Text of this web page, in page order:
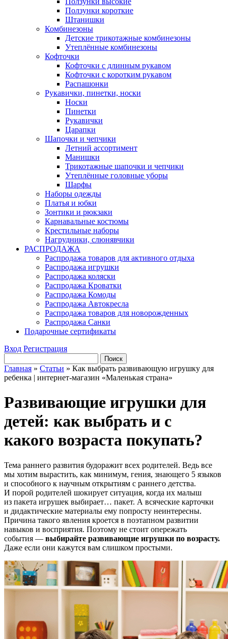
Ползунки короткие
Штанишки
Комбинезоны
Детские трикотажные комбинезоны
Утеплённые комбинезоны
Кофточки
Кофточки с длинным рукавом
Кофточки с коротким рукавом
Распашонки
Рукавички, пинетки, носки
Носки
Пинетки
Рукавички
Царапки
Шапочки и чепчики
Летний ассортимент
Манишки
Трикотажные шапочки и чепчики
Утеплённые головные уборы
Шарфы
Наборы одежды
Платья и юбки
Зонтики и рюкзаки
Карнавальные костюмы
Крестильные наборы
Нагрудники, слюнявчики
РАСПРОДАЖА
Распродажа товаров для активного отдыха
Распродажа игрушки
Распродажа коляски
Распродажа Кроватки
Распродажа Комоды
Распродажа Автокресла
Распродажа товаров для новорожденных
Распродажа Санки
Подарочные сертификаты
Вход Регистрация
Главная » Статьи » Как выбрать развивающую игрушку для
ребенка | интернет-магазин «Маленькая страна»
Развивающие игрушки для
детей: как выбрать и с
какого возраста покупать?
Тема раннего развития будоражит всех родителей. Ведь все
мы хотим вырастить, как минимум, гения, знающего 5 языков
и способного к научным открытиям с раннего детства.
И порой родителей шокирует ситуация, когда их малыш
из пакета игрушек выбирает… пакет. А всяческие карточки
и дидактические материалы ему попросту неинтересны.
Причина такого явления кроется в поэтапном развитии
навыков и восприятия. Поэтому не стоит опережать
события — выбирайте развивающие игрушки по возрасту.
Даже если они кажутся вам слишком простыми.